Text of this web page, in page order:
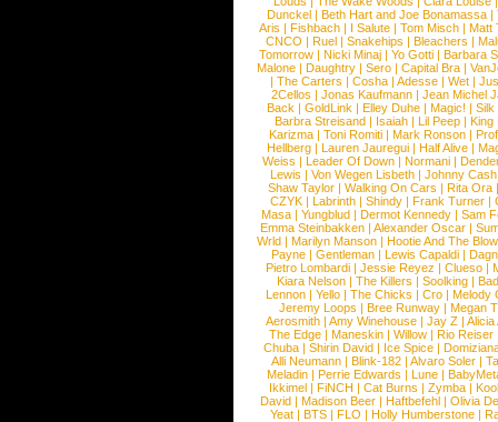
Dunckel |Beth Hart and Joe Bonamassa |
Aris |Fishbach | I Salute |Tom Misch |Matt
CNCO |Ruel |Snakehips |Bleachers |
Tomorrow |Nicki Minaj |Yo Gotti |Barbara
Malone | Daughtry | Sero | Capital Bra |
|The Carters |Cosha |Adesse |Wet |
2Cellos | Jonas Kaufmann | Jean Michel
Back |GoldLink |Elley Duhe |Magic! |Silk
Barbra Streisand | Isaiah | Lil Peep | King
Karizma |Toni Romiti |Mark Ronson |
Hellberg |Lauren Jauregui |Half Alive |
Weiss |Leader Of Down |Normani |
Lewis |Von Wegen Lisbeth |Johnny Cash
Shaw Taylor | Walking On Cars | Rita Ora
CZYK | Labrinth | Shindy | Frank Turner |
Masa | Yungblud | Dermot Kennedy | Sam
Emma Steinbakken |Alexander Oscar |
Wrld | Marilyn Manson | Hootie And The
Payne |Gentleman |Lewis Capaldi |
Pietro Lombardi | Jessie Reyez | Clueso |
Kiara Nelson | The Killers | Soolking |
Lennon | Yello | The Chicks | Cro | Melody
Jeremy Loops | Bree Runway | Megan
Aerosmith | Amy Winehouse | Jay Z | Alicia
The Edge |Maneskin |Willow |Rio Reiser
Chuba |Shirin David | Ice Spice |
Alli Neumann |Blink-182 |Alvaro Soler |
Meladin |Perrie Edwards |Lune |
Ikkimel | FiNCH | Cat Burns | Zymba |
David |Madison Beer |Haftbefehl |Olivia
Yeat | BTS | FLO | Holly Humberstone |